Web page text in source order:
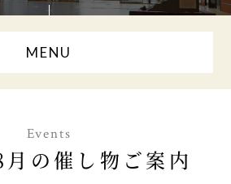
MENU
Events
の催し物ご案内